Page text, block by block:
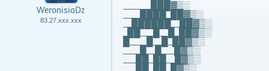
WeronisiaDz
83.27.xxx.xxx
______ ███▓▒░
____████_██▓▒░
__██████__██▓▒░
_██___█__█_██▓▒░
█____█__█_██▓▒░
____█__█___█▓▒░
___██_██__█▓▒░
___██_██_█▓▒░